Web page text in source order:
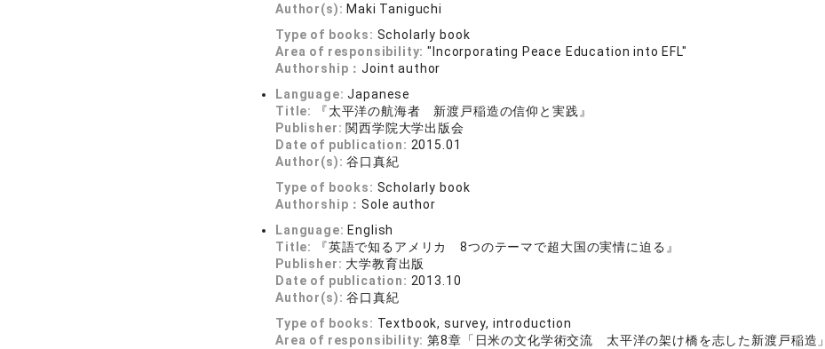
Author(s): Maki Taniguchi
Type of books: Scholarly book
Area of responsibility:"Incorporating Peace Education into EFL"
Authorship：Joint author
Language:Japanese
Title:
『太平洋の航海者 新渡戸稲造の信仰と実践』
Publisher: 関西学院大学出版会
Date of publication: 2015.01
Author(s):谷口真紀
Type of books: Scholarly book
Authorship：Sole author
Language: English
Title:
『英語で知るアメリカ 8つのテーマで超大国の実情に迫る』
Publisher: 大学教育出版
Date of publication: 2013.10
Author(s):谷口真紀
Type of books: Textbook, survey, introduction
Area of responsibility:第8章「日米の文化学術交流 太平洋の架け橋を志した新渡戸稲造」